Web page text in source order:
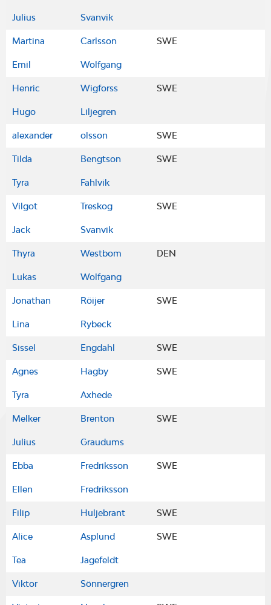
Julius Svanvik
Martina Carlsson SWE
Emil Wolfgang
Henric Wigforss SWE
Hugo Liljegren
alexander olsson SWE
Tilda Bengtson SWE
Tyra Fahlvik
Vilgot Treskog SWE
Jack Svanvik
Thyra Westbom DEN
Lukas Wolfgang
Jonathan Röijer SWE
Lina Rybeck
Sissel Engdahl SWE
Agnes Hagby SWE
Tyra Axhede
Melker Brenton SWE
Julius Graudums
Ebba Fredriksson SWE
Ellen Fredriksson
Filip Huljebrant SWE
Alice Asplund SWE
Tea Jagefeldt
Viktor Sönnergren